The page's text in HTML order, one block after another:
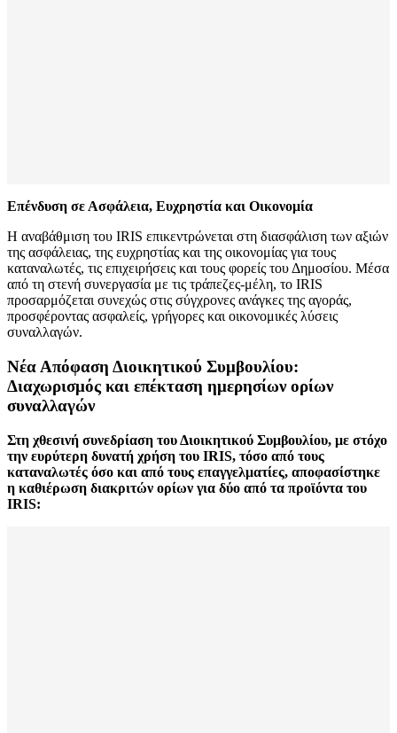
Επένδυση σε Ασφάλεια, Ευχρηστία και Οικονομία
Η αναβάθμιση του IRIS επικεντρώνεται στη διασφάλιση των αξιών
της ασφάλειας, της ευχρηστίας και της οικονομίας για τους
καταναλωτές, τις επιχειρήσεις και τους φορείς του Δημοσίου. Μέσα
από τη στενή συνεργασία με τις τράπεζες-μέλη, το IRIS
προσαρμόζεται συνεχώς στις σύγχρονες ανάγκες της αγοράς,
προσφέροντας ασφαλείς, γρήγορες και οικονομικές λύσεις
συναλλαγών.
Νέα Απόφαση Διοικητικού Συμβουλίου:
Διαχωρισμός και επέκταση ημερησίων ορίων
συναλλαγών
Στη χθεσινή συνεδρίαση του Διοικητικού Συμβουλίου, με στόχο
την ευρύτερη δυνατή χρήση του IRIS, τόσο από τους
καταναλωτές όσο και από τους επαγγελματίες, αποφασίστηκε
η καθιέρωση διακριτών ορίων για δύο από τα προϊόντα του
IRIS: